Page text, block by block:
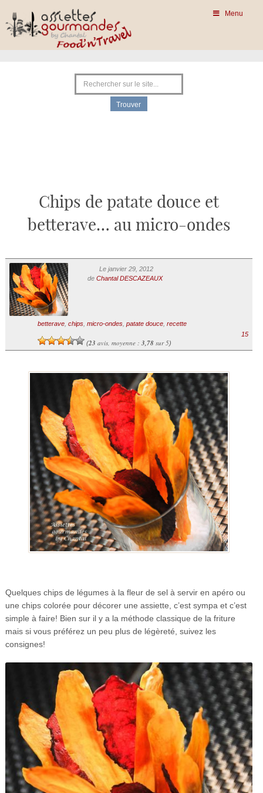
Menu
Chips de patate douce et
betterave… au micro-ondes
Le janvier 29, 2012
de Chantal DESCAZEAUX
betterave, chips, micro-ondes, patate douce, recette
(23 avis, moyenne : 3,78 sur 5)
15
Quelques chips de légumes à la fleur de sel à servir en apéro ou
une chips colorée pour décorer une assiette, c’est sympa et c’est
simple à faire! Bien sur il y a la méthode classique de la friture
mais si vous préférez un peu plus de légèreté, suivez les
consignes!